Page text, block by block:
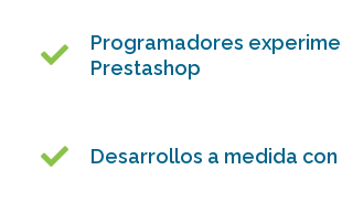
Programadores
Prestashop
Desarrollos a medida